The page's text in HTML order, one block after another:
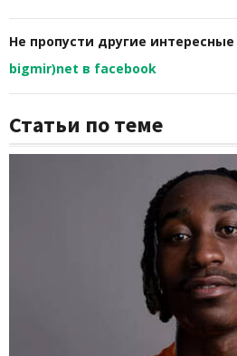
Не пропусти другие
bigmir)net в facebook
Статьи по теме